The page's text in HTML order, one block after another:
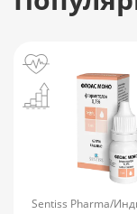
Sentiss Pharma/